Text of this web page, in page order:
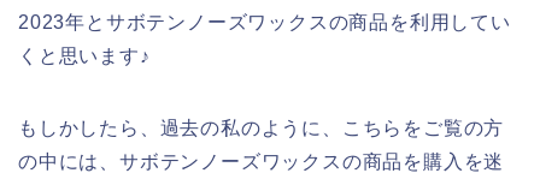
2023年とサボテンノーズワックスの商品を利用してい
くと思います♪
もしかしたら、過去の私のように、こちらをご覧の方
の中には、サボテンノーズワックスの商品を購入を迷